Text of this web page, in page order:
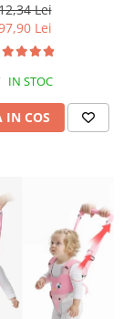
PROTECTIE
Lei
Lei
IN STOC
IN COS